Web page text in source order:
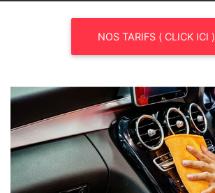
NOS TARIFS ( CLICK ICI )